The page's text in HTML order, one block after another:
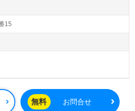
県を中心に特別養護老人ホーム、
ープホーム、デイサービス、ショ
ム、居宅介護支援事業を展開さ
。一人ひとりに真心こめて』を
ポートを実現される事業所様！
ある方はもちろん、これから介護
く募集します。介護老人保健施設
15
無料 お問合せ